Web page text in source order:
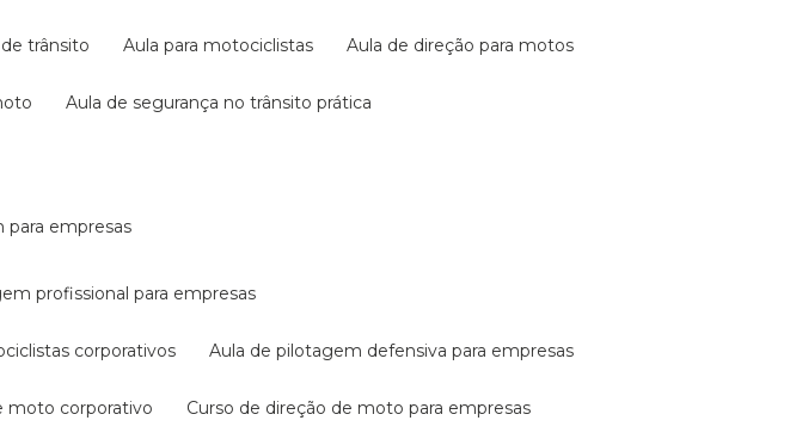
de trânsito aula para motociclistas aula de direção para motos
aula de segurança no trânsito prática
para empresas
profissional para empresas
corporativos aula de pilotagem defensiva para empresas
moto corporativo curso de direção de moto para empresas